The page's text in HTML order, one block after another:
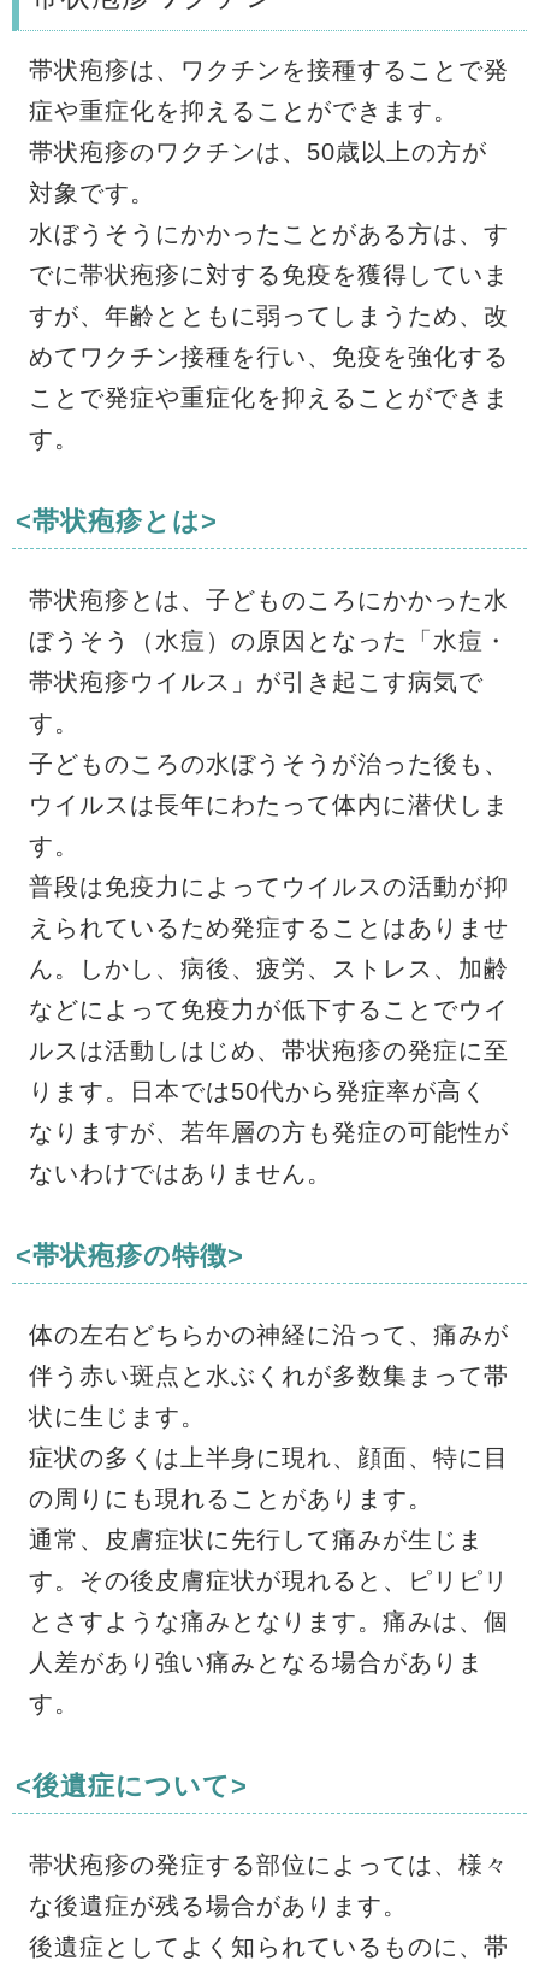
帯状疱疹は、ワクチンを接種することで発
症や重症化を抑えることができます。
帯状疱疹のワクチンは、50歳以上の方が
対象です。
水ぼうそうにかかったことがある方は、す
でに帯状疱疹に対する免疫を獲得していま
すが、年齢とともに弱ってしまうため、改
めてワクチン接種を行い、免疫を強化する
ことで発症や重症化を抑えることができま
す。
<帯状疱疹とは>
帯状疱疹とは、子どものころにかかった水
ぼうそう（水痘）の原因となった「水痘・
帯状疱疹ウイルス」が引き起こす病気で
す。
子どものころの水ぼうそうが治った後も、
ウイルスは長年にわたって体内に潜伏しま
す。
普段は免疫力によってウイルスの活動が抑
えられているため発症することはありませ
ん。しかし、病後、疲労、ストレス、加齢
などによって免疫力が低下することでウイ
ルスは活動しはじめ、帯状疱疹の発症に至
ります。日本では50代から発症率が高く
なりますが、若年層の方も発症の可能性が
ないわけではありません。
<帯状疱疹の特徴>
体の左右どちらかの神経に沿って、痛みが
伴う赤い斑点と水ぶくれが多数集まって帯
状に生じます。
症状の多くは上半身に現れ、顔面、特に目
の周りにも現れることがあります。
通常、皮膚症状に先行して痛みが生じま
す。その後皮膚症状が現れると、ピリピリ
とさすような痛みとなります。痛みは、個
人差があり強い痛みとなる場合がありま
す。
<後遺症について>
帯状疱疹の発症する部位によっては、様々
な後遺症が残る場合があります。
後遺症としてよく知られているものに、帯